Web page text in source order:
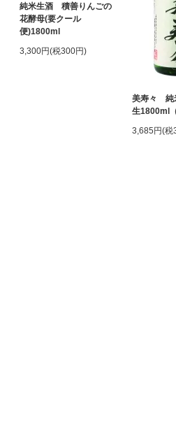
純米生酒 積善りんごの
花酵母(要クール
便)1800ml
3,300円(税300円)
美寿々 純
生1800ml
3,685円(税